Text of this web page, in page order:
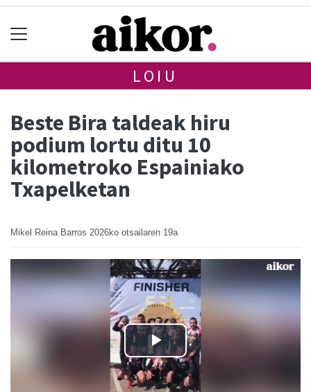
LOIU
Beste Bira taldeak hiru
podium lortu ditu 10
kilometroko Espainiako
Txapelketan
Mikel Reina Barros 2026ko otsailaren 19a